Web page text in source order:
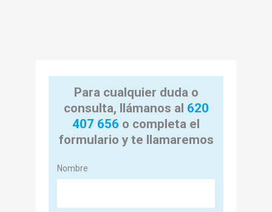
Para cualquier duda o
consulta, llámanos al 620
407 656 o completa el
formulario y te llamaremos
Nombre